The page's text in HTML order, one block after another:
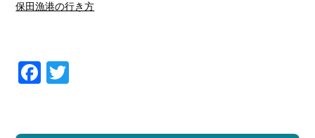
保田漁港の行き方
Facebook